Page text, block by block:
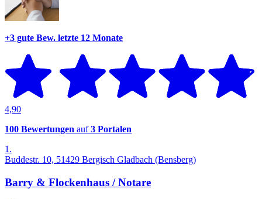
+3 gute Bew. letzte 12 Monate
4,90
100 Bewertungen auf3 Portalen
1.
Buddestr. 10, 51429 Bergisch Gladbach (Bensberg)
Barry & Flockenhaus / Notare